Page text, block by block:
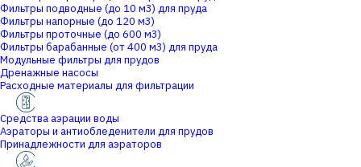
Фильтры подводные (до 10 м3) для пруда
Фильтры напорные (до 120 м3)
Фильтры проточные (до 600 м3)
Фильтры барабанные (от 400 м3) для пруда
Модульные фильтры для прудов
Дренажные насосы
Расходные материалы для фильтрации
Средства аэрации воды
Аэраторы и антиобледенители для прудов
Принадлежности для аэраторов